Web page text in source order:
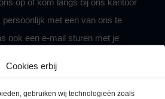
Cookies erbij
gebruiken wij technologieën zoals
op of kom langs bij ons kantoor
persoonlijk met een van ons te
ook een e-mail sturen met je
snel mogelijk reageren. We kijken
aan boord!